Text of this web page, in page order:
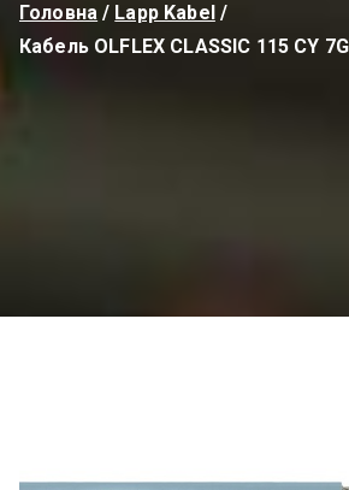
Головна
Lapp Kabel
Кабель OLFLEX CLASSIC 115 CY